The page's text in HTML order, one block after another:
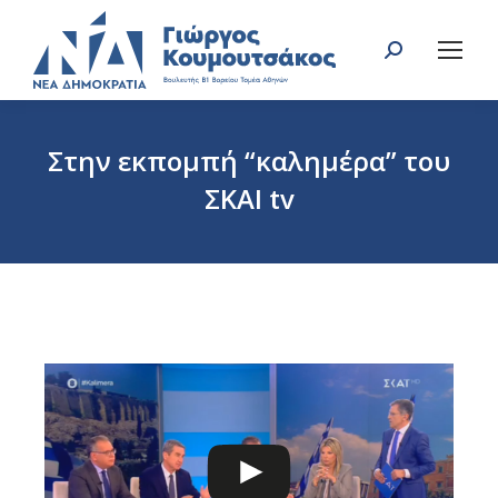
Search:
Στην εκπομπή “καλημέρα” του
ΣΚΑΙ tv